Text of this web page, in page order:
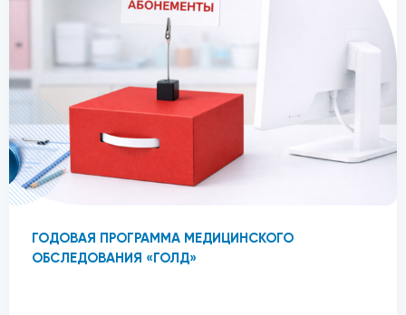
ГОДОВАЯ ПРОГРАММА МЕДИЦИНСКОГО
ОБСЛЕДОВАНИЯ «ГОЛД»